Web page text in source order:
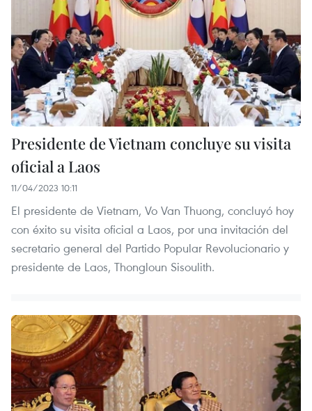
Presidente de Vietnam concluye su visita
oficial a Laos
11/04/2023 10:11
El presidente de Vietnam, Vo Van Thuong, concluyó hoy
con éxito su visita oficial a Laos, por una invitación del
secretario general del Partido Popular Revolucionario y
presidente de Laos, Thongloun Sisoulith.